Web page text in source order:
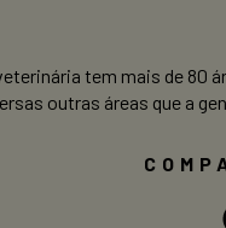
tem mais de
outras áreas que a